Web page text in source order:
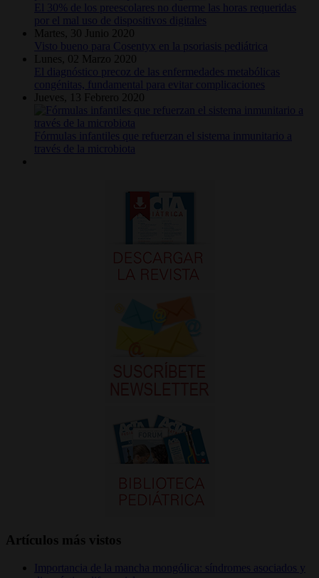
El 30% de los preescolares no duerme las horas requeridas
por el mal uso de dispositivos digitales
Martes, 30 Junio 2020
Visto bueno para Cosentyx en la psoriasis pediátrica
Lunes, 02 Marzo 2020
El diagnóstico precoz de las enfermedades metabólicas
congénitas, fundamental para evitar complicaciones
Jueves, 13 Febrero 2020
Fórmulas infantiles que refuerzan el sistema inmunitario a
través de la microbiota
Artículos más vistos
Importancia de la mancha mongólica: síndromes asociados y